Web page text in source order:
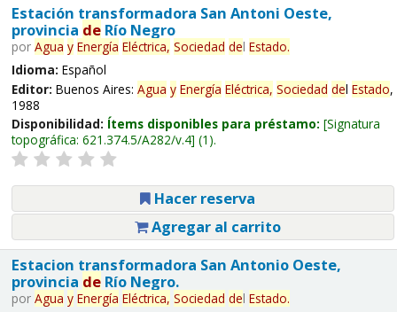
Estación transformadora San Antoni Oeste,
provincia deRío Negro
por Agua y Energía Eléctrica, Sociedad del Estado.
Idioma: Español
Editor: Buenos Aires: Agua y Energía Eléctrica, Sociedad del Estado,
1988
Disponibilidad: Ítems disponibles para préstamo: Signatura
topográfica: 621.374.5/A282/v.4 (1).
Hacer reserva
Agregar al carrito
Estacion transformadora San Antonio Oeste,
provincia deRío Negro.
por Agua y Energía Eléctrica, Sociedad del Estado.